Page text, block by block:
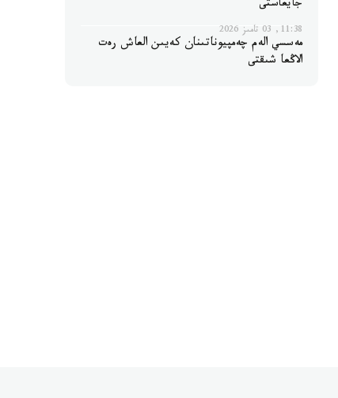
جايعاستى
11:38, 03 تامىز 2026
مەسسي الەم چەمپيوناتىنان كەيىن العاش رەت
الاڭعا شىقتى